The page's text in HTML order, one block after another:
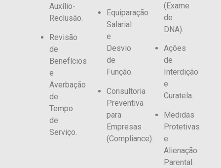
Auxílio-
Reclusão.
Revisão
de
Benefícios
e
Averbação
de
Tempo
de
Serviço.
Equiparação
Salarial
e
Desvio
de
Função.
Consultoria
Preventiva
para
Empresas
(Compliance).
(Exame
de
DNA).
Ações
de
Interdição
e
Curatela.
Medidas
Protetivas
e
Alienação
Parental.